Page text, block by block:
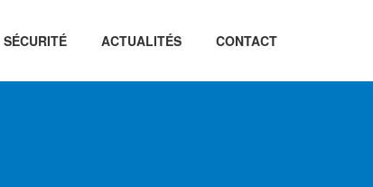
SÉCURITÉ ACTUALITÉS CONTACT